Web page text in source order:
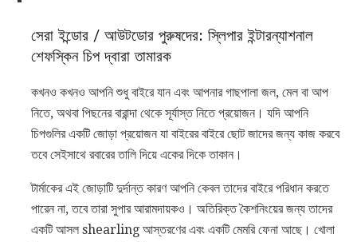
সেরা ইন্ডোর / আউটডোর পুরুষদের: স্লিপার ইন্টারন্যাশনাল
শেফস্কিন চিপ দ্বারা তামারক
কখনও কখনও আপনি শুধু বাইরে যান এবং আপনার গাছপালা জল, মেল বা আপ
নিতে, অথবা পিছনের বারান্দা থেকে সূর্যাস্ত নিতে প্রয়োজন। যদি আপনি
চিপগুলির একটি জোড়া প্রয়োজন যা বাইরের বাইরে ছোট জাদের জন্য কাজ করবে
তবে সেইসাথে রবারের তালি দিয়ে একের দিকে তাকান।
টার্মাকের এই জোড়াটি দুর্দান্ত কারণ আপনি কেবল তাদের বাইরে পরিধান করতে
পারেন না, তবে তারা সুপার আরামদায়কও। অতিরিক্ত কৈশনিংয়ের জন্য তাদের
একটি আসল shearling আস্তরণের এবং একটি মেমরি ফেনা আছে। খোলা